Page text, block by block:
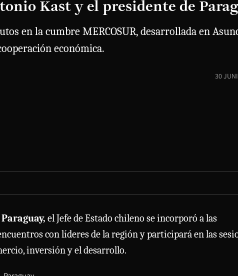
Kast y el presidente de
en la cumbre MERCOSUR, desarrollada en
económica.
30
el Jefe de Estado chileno se incorporó a las
con líderes de la región y participará en las
inversión y el desarrollo.